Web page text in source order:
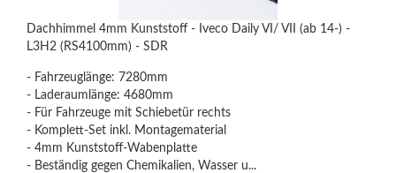
Dachhimmel 4mm Kunststoff - Iveco Daily VI/ VII (ab 14-) -
L3H2 (RS4100mm) - SDR
- Fahrzeuglänge: 7280mm
- Laderaumlänge: 4680mm
- Für Fahrzeuge mit Schiebetür rechts
- Komplett-Set inkl. Montagematerial
- 4mm Kunststoff-Wabenplatte
- Beständig gegen Chemikalien, Wasser u...